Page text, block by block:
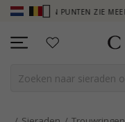
PUNTEN ZIE MEER - KLIK